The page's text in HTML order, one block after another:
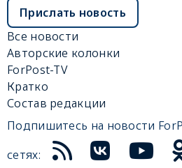
Прислать новость
Все новости
Авторские колонки
ForPost-TV
Кратко
Состав редакции
Подпишитесь на новости
сетях: